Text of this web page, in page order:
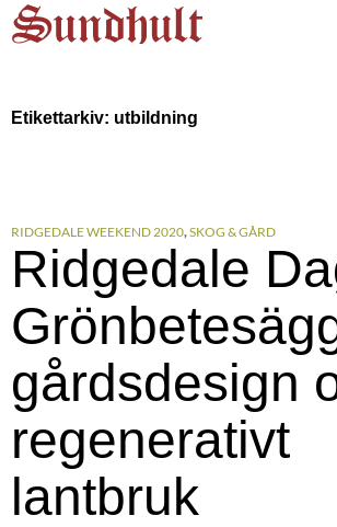
Hoppa
till
Sundhults blogg
Sök
Etikettarkiv: utbildning
RIDGEDALE WEEKEND 2020,SKOG & GÅRD
Ridgedale
gårdsdesign
regenerativt
lantbruk